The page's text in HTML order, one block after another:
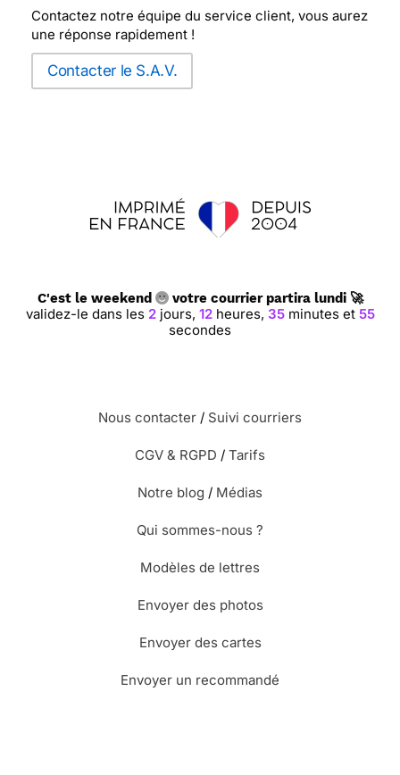
Contactez notre équipe du service client, vous aurez
une réponse rapidement !
Contacter le S.A.V.
C'est le weekend votre courrier partira lundi 🚀
validez-le dans les 2jours, 12heures, 35minutes et 55
secondes
Nous contacter / Suivi courriers
CGV & RGPD / Tarifs
Notre blog / Médias
Qui sommes-nous ?
Modèles de lettres
Envoyer des photos
Envoyer des cartes
Envoyer un recommandé